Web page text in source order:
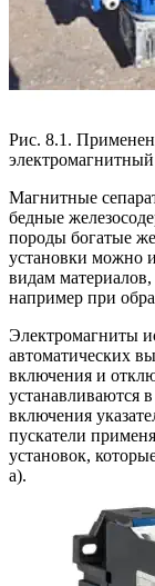
Рис. 8.1.
Магнитные
бедные
породы богатые
установки можно
видам
например при
Электромагниты
автоматических
включения и
устанавливаются
включения
пускатели
установок,
а).